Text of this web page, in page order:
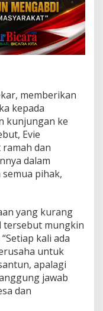
memberikan
kepada
kunjungan ke
Evie
dan
dalam
pihak,
yang kurang
tersebut mungkin
kali ada
untuk
apalagi
jawab
dan